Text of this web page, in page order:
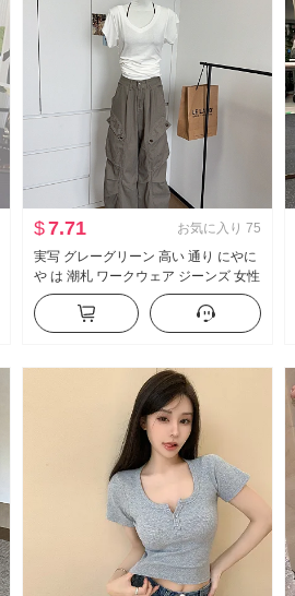
$7.71 お気に入り 75
実写 グレーグリーン 高い 通り にやに
や は 潮札 ワークウェア ジーンズ 女性
アメリカンスタイル ヴィンテージ ル
ーズフィット フロアレングス カジュ
アル ズボン